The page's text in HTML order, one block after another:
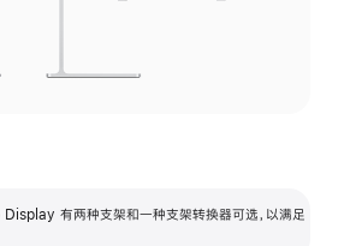
有两种支架和一种支架转换器可选，以满足